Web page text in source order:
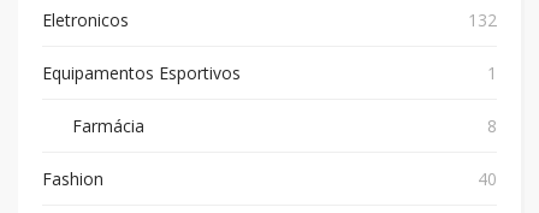
Eletronicos 132
Equipamentos Esportivos 1
Farmácia 8
Fashion 40